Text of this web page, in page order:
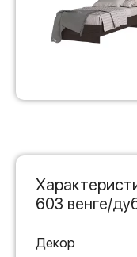
603 венге/
Декор